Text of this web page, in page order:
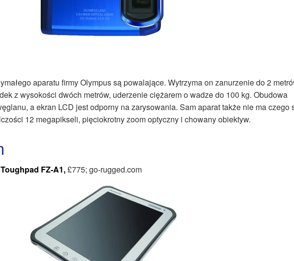
aparatu firmy Olympus są powalające. Wytrzyma on zanurzenie do 2
z wysokości dwóch metrów, uderzenie ciężarem o wadze do 100 kg. Obudowa
a ekran LCD jest odporny na zarysowania. Sam aparat także nie ma czego
12 megapikseli, pięciokrotny zoom optyczny i chowany obiektyw.
FZ-A1,£775; go-rugged.com